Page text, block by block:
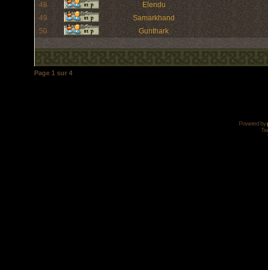
48
Elendu
49
Samarkhand
50
Gunthark
Page 1 sur 4
Powered by